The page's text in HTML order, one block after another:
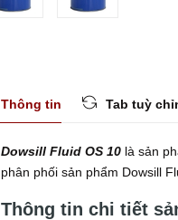
Thông tin Tab tuỳ
Dowsill Fluid OS 10 là sản
phân phối sản phẩm Dowsill
Thông tin chi tiết